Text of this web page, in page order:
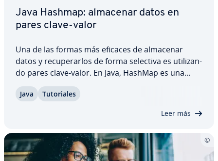
Java Hashmap: almacenar datos en
pares clave-valor
Una de las formas más eficaces de almacenar
datos y re­cu­pe­rar­los de forma selectiva es uti­li­za­n­
do pares clave-valor. En Java, HashMap es una
tutorial, te ex­pli­ca­mos qué es Java HashMap y te
Java Tu­to­ria­les
Leer más